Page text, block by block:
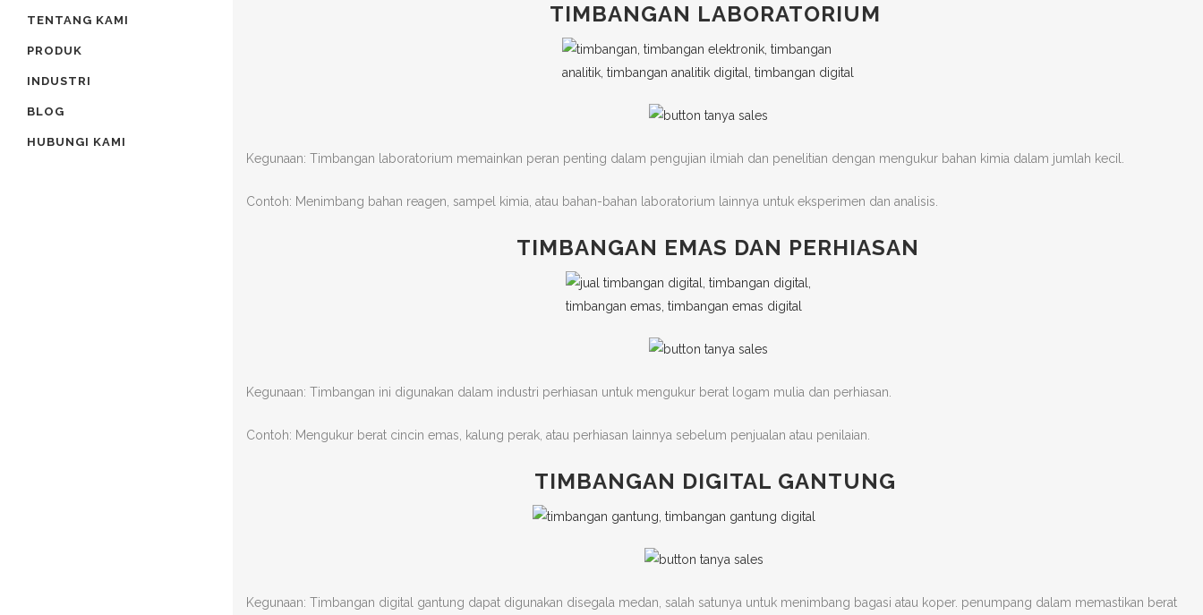
TENTANG KAMI
PRODUK
INDUSTRI
BLOG
HUBUNGI KAMI
TIMBANGAN LABORATORIUM
Kegunaan: Timbangan laboratorium memainkan peran penting dalam pengujian ilmiah dan penelitian dengan mengukur bahan kimia dalam jumlah kecil.
Contoh: Menimbang bahan reagen, sampel kimia, atau bahan-bahan laboratorium lainnya untuk eksperimen dan analisis.
TIMBANGAN EMAS DAN PERHIASAN
Kegunaan: Timbangan ini digunakan dalam industri perhiasan untuk mengukur berat logam mulia dan perhiasan.
Contoh: Mengukur berat cincin emas, kalung perak, atau perhiasan lainnya sebelum penjualan atau penilaian.
TIMBANGAN DIGITAL GANTUNG
Kegunaan: Timbangan digital gantung dapat digunakan disegala medan, salah satunya untuk menimbang bagasi atau koper. penumpang dalam memastikan berat